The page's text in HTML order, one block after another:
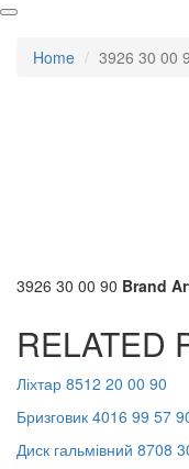
Home 3926 30 00
3926 30 00 90 Brand
RELATED
Ліхтар 8512 20 00 90
Бризговик 4016 99 57
Диск гальмівний 8708